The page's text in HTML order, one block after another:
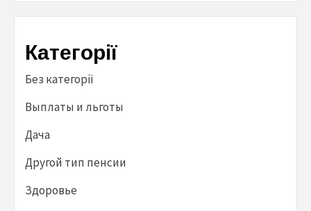
Категорії
Без категорії
Выплаты и льготы
Дача
Другой тип пенсии
Здоровье